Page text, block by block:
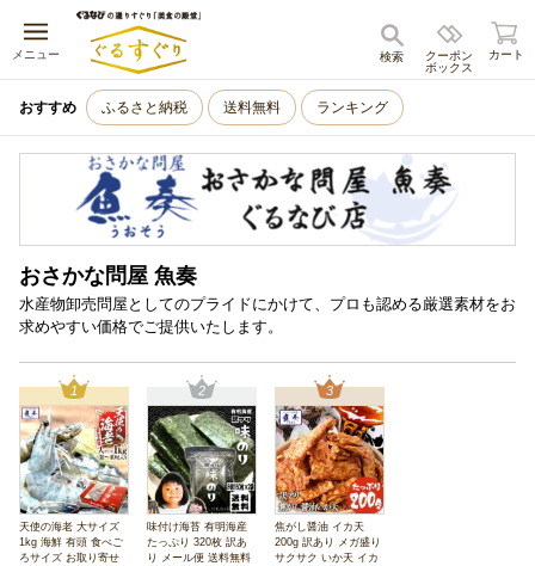
メニュー
キャンセル
クーポン
ボックス
検索 カート
おすすめ ふるさと納税 送料無料 ランキング
おさかな問屋 魚奏
水産物卸売問屋としてのプライドにかけて、プロも認める厳選素材をお
求めやすい価格でご提供いたします。
1
天使の海老 大サイズ
1kg 海鮮 有頭 食べご
ろサイズ お取り寄せ
2
味付け海苔 有明海産
たっぷり 320枚 訳あ
り メール便 送料無料
3
焦がし醤油 イカ天
200g 訳あり メガ盛り
サクサク いか天 イカ